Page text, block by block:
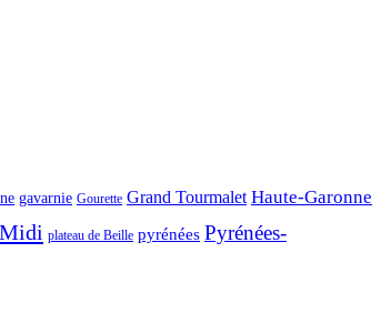
gavarnie Gourette Grand Tourmalet Haute-Garonne
plateau de Beille pyrénées Pyrénées-